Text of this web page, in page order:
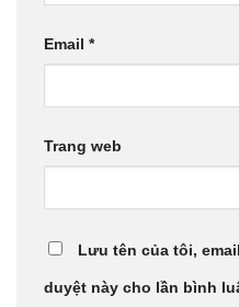
Email *
Trang web
Lưu tên của tôi,
duyệt này cho lần bình